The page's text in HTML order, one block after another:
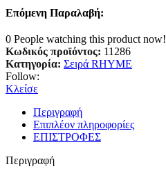
Επόμενη Παραλαβή:
0 People watching this product now!
Κωδικός προϊόντος: 11286
Κατηγορία: Σειρά RHYME
Follow:
Κλείσε
Περιγραφή
Επιπλέον πληροφορίες
ΕΠΙΣΤΡΟΦΕΣ
Περιγραφή